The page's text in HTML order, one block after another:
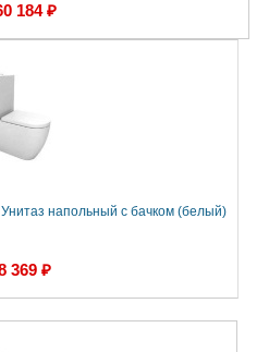
184 ₽
напольный с бачком (белый)
369 ₽